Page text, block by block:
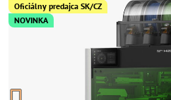
Oficiálny predajca SK/CZ
NOVINKA